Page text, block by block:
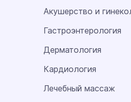
Акушерство и
Гастроэнтерология
Дерматология
Кардиология
Лечебный массаж